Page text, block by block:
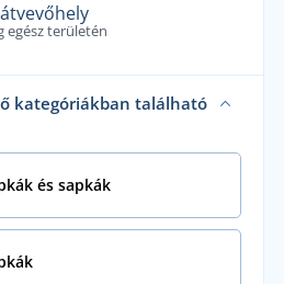
egész területén
kategóriákban található
és sapkák